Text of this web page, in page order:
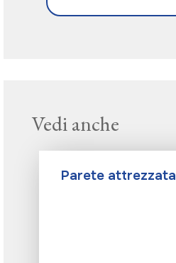
Vedi anche
Parete